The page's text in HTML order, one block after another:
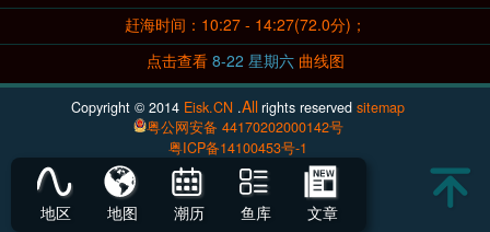
赶海时间：10:27 - 14:27(72.0分)；
点击查看
8-22 星期六 曲线图
Copyright © 2014 Eisk.CN .Allrights reservedsitemap
粤公网安备 44170202000142号
粤ICP备14100453号-1
地区 地图 潮历 鱼库 文章